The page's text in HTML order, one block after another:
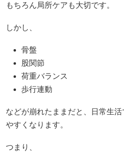
もちろん局所ケアも大切です。
しかし、
骨盤
股関節
荷重バランス
歩行連動
などが崩れたままだと、日常生
やすくなります。
つまり、